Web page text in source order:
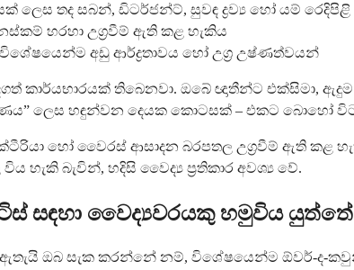
ලෙස තද සබන්, ඩිටර්ජන්ට්, සුවඳ ද්‍රව්‍ය හෝ යම් රෙදිපිළි
හරහා උග්‍රවීම් ඇති කළ හැකිය
අඩු ආර්ද්‍රතාවය හෝ උග්‍ර උෂ්ණත්වයන්
කාර්යභාරයක් තිබෙනවා. ඔබේ ඥාතීන්ට
ලෙස හඳුන්වන දෙයක කොටසක් – එකට බොහෝ
හෝ වෛරස් ආසාදන බරපතල උග්‍රවීම් ඇති
හැකි බැවින්, හදිසි වෛද්‍ය ප්‍රතිකාර අවශ්‍ය වේ.
සඳහා වෛද්‍යවරයකු හමුවිය යුත්තේ
ඔබ සැක කරන්නේ නම්, විශේෂයෙන්ම ඕවර්-ද-